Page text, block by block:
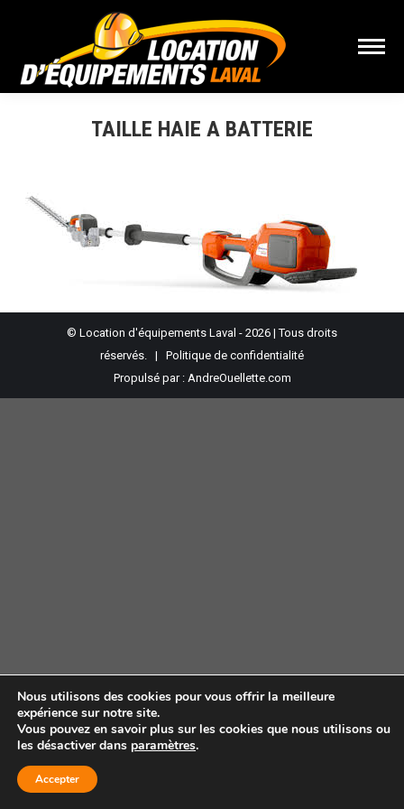
TAILLE HAIE A BATTERIE
© Location d'équipements Laval - 2026 | Tous droits
réservés. | Politique de confidentialité
Propulsé par : AndreOuellette.com
Nous utilisons des cookies pour vous offrir la meilleure
expérience sur notre site.
Vous pouvez en savoir plus sur les cookies que nous utilisons ou
les désactiver dans paramètres.
Accepter